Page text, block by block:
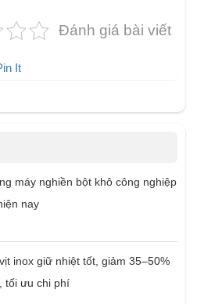
Đánh giá bài viết
It
máy nghiền bột khô công nghiệp
nay
inox giữ nhiệt tốt, giảm 35–50%
tối ưu chi phí